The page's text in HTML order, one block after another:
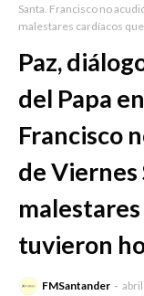
Santa. Francisco no
malestares cardíacos
Paz,
del Papa
Francisco
de
tuvieron
FMSantander